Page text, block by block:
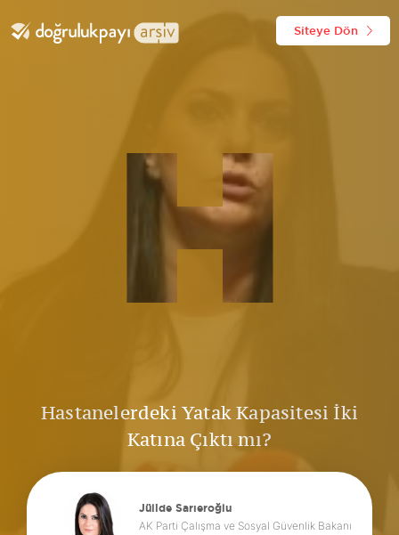
Siteye Dön
H
Hastanelerdeki Yatak Kapasitesi İki
Katına Çıktı mı?
Jülide Sarıeroğlu
AK Parti Çalışma ve Sosyal Güvenlik Bakanı